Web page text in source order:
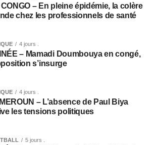
CONGO – En pleine épidémie, la colère
chez les professionnels de santé
4 jours .
– Mamadi Doumbouya en congé,
s’insurge
4 jours .
– L’absence de Paul Biya
les tensions politiques
5 jours .